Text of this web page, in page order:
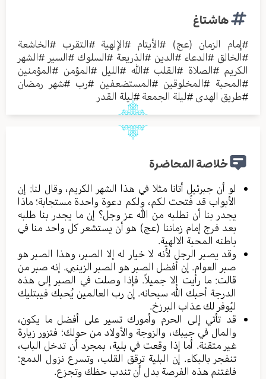
هاشتاغ
#إمام الزمان (عج) #الأيتام #الإلهية #التقرب #الخاشعة
#الخالق #الدعاء #الدين #الذريعة #السلوك #السير #الشهر
الكريم #الصلاة #القلب #الله #الليل #المؤمن #المؤمنين
#المحبة #المخلوقين #المستضعفين #رب #شهر رمضان
#طريق الهدى #ليلة الجمعة #ليلة القدر
خلاصة المحاضرة
لو أن جبرئيل أتانا مثلا في هذا الشهر الكريم، وقال لنا: إن
الأبواب قد فُتحت لكم، ولكم دعوة واحدة مستجابة؛ ماذا
يجدر بنا أن نطلبه من الله عز وجل؟ إن ما يجدر بنا طلبه
بعد فرج إمام زماننا (عج) هو أن يستشعر كل واحد منا في
باطنه المحبة الالهية.
وقد يصبر الرجل لأنه لا خيار له إلا الصبر، وهذا الصبر هو
صبر العوام. إن أفضل الصبر هو الصبر الزينبي. إنه صبر من
قالت: ما رأيت إلا جميلاً. فإذا وصلت في الصبر إلى هذه
الدرجة أحبك الله سبحانه. إن رب العالمين يُحبك فيبتليك
ليُوفر لك عذاب البرزخ.
قد تأتي إلى الحرم وأمورك تسير على أفضل ما يكون،
والمال في جيبك، والزوجة والأولاد من حولك؛ فتزور زيارة
غير متقنة. أما إذا وقعت في بلية، بمجرد أن تدخل الباب،
تنفجر بالبكاء. إن البلية ترقق القلب، وتسرع نزول الدمع؛
فاغتنم هذه الفرصة بدل أن تندب حظك وتجزع.